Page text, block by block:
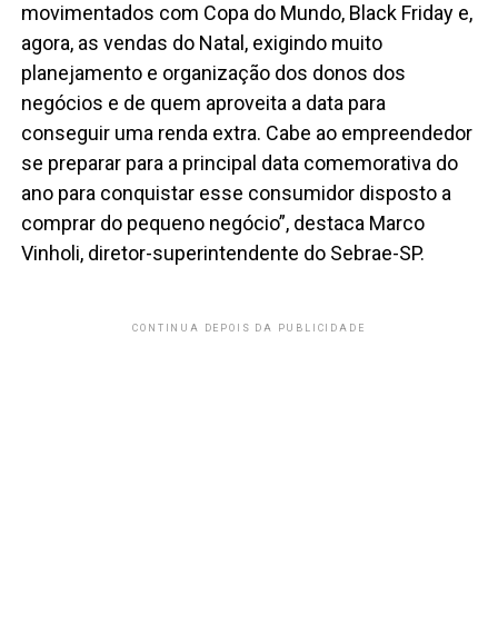
movimentados com Copa do Mundo, Black Friday e,
agora, as vendas do Natal, exigindo muito
planejamento e organização dos donos dos
negócios e de quem aproveita a data para
conseguir uma renda extra. Cabe ao empreendedor
se preparar para a principal data comemorativa do
ano para conquistar esse consumidor disposto a
comprar do pequeno negócio”, destaca Marco
Vinholi, diretor-superintendente do Sebrae-SP.
CONTINUA DEPOIS DA PUBLICIDADE